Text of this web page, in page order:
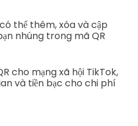
thể thêm, xóa và cập
nhúng trong mã QR
cho mạng xã hội TikTok,
và tiền bạc cho chi phí